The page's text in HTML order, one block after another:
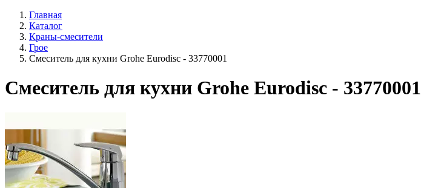
Главная
Каталог
Краны-смесители
Грое
Смеситель для кухни Grohe Eurodisc - 33770001
Смеситель для кухни Grohe Eurodisc - 33770001